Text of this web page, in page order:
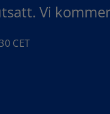
Vi
CET